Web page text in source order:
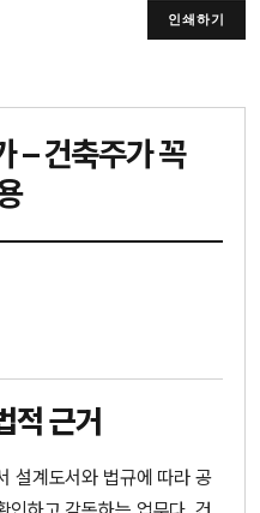
인쇄하기
– 건축주가 꼭
적 근거
설계도서와 법규에 따라 공